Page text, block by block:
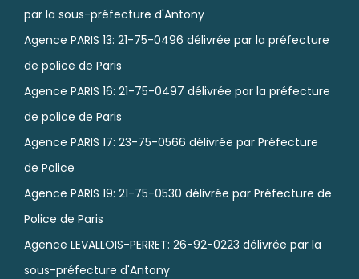
par la sous-préfecture d'Antony
Agence PARIS 13: 21-75-0496 délivrée par la préfecture
de police de Paris
Agence PARIS 16: 21-75-0497 délivrée par la préfecture
de police de Paris
Agence PARIS 17: 23-75-0566 délivrée par Préfecture
de Police
Agence PARIS 19: 21-75-0530 délivrée par Préfecture de
Police de Paris
Agence LEVALLOIS-PERRET: 26-92-0223 délivrée par la
sous-préfecture d'Antony